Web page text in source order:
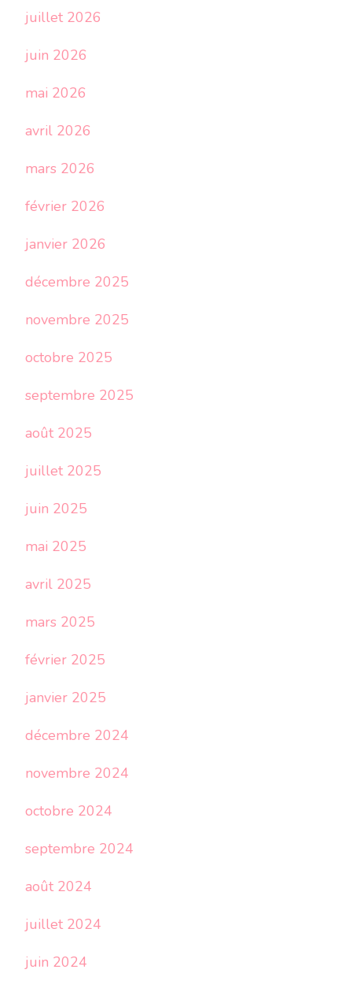
juillet 2026
juin 2026
mai 2026
avril 2026
mars 2026
février 2026
janvier 2026
décembre 2025
novembre 2025
octobre 2025
septembre 2025
août 2025
juillet 2025
juin 2025
mai 2025
avril 2025
mars 2025
février 2025
janvier 2025
décembre 2024
novembre 2024
octobre 2024
septembre 2024
août 2024
juillet 2024
juin 2024